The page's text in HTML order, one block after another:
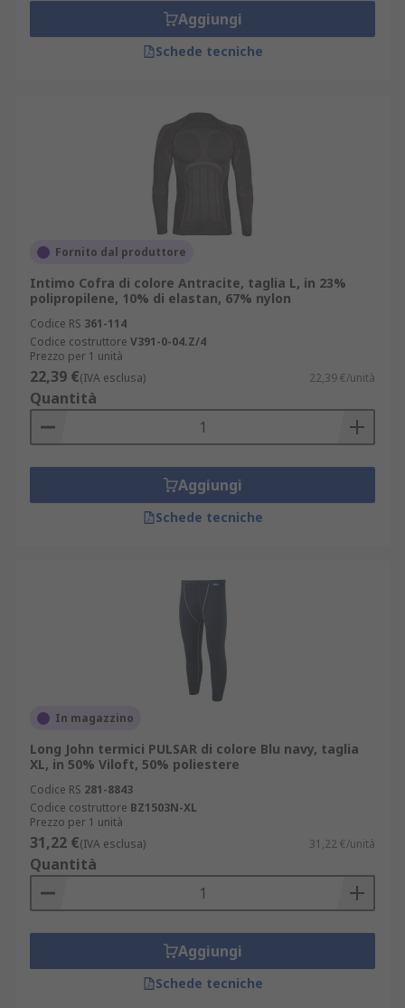
Aggiungi
Schede tecniche
Fornito dal produttore
Intimo Cofra di colore Antracite, taglia L, in 23%
polipropilene, 10% di elastan, 67% nylon
Codice RS 361-114
Codice costruttore V391-0-04.Z/4
Prezzo per 1 unità
22,39 €(IVA esclusa) 22,39 €/unità
Quantità
Aggiungi
Schede tecniche
In magazzino
Long John termici PULSAR di colore Blu navy, taglia
XL, in 50% Viloft, 50% poliestere
Codice RS 281-8843
Codice costruttore BZ1503N-XL
Prezzo per 1 unità
31,22 €(IVA esclusa) 31,22 €/unità
Quantità
Aggiungi
Schede tecniche